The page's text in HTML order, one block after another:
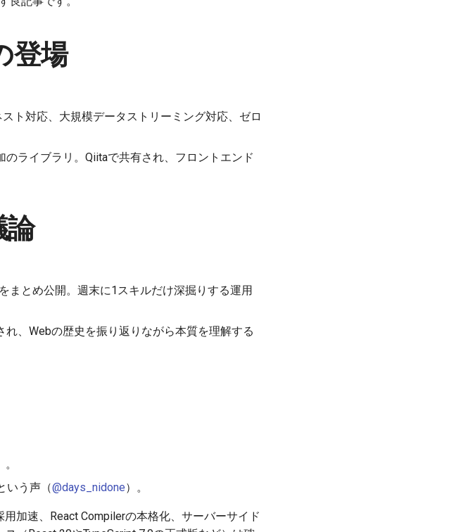
登場
ト対応、大規模データストリーミング対応、ゼロ
ライブラリ。Qiitaで共有され、フロントエンド
論
をまとめ公開。週末に1スキルだけ深掘りする運用
、Webの歴史を振り返りながら本質を理解する
。
いう声（@days_nidone）。
加速、React Compilerの本格化、サーバーサイド